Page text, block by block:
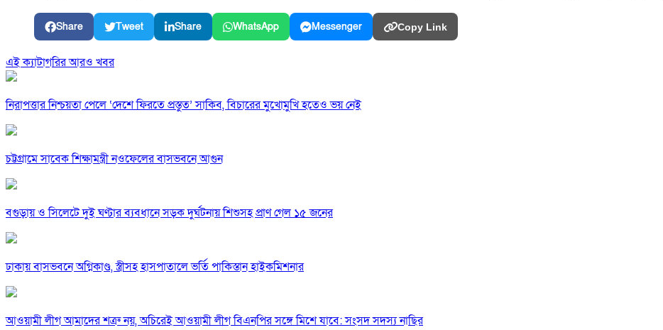
Share Tweet Share WhatsApp Messenger Copy Link
এই ক্যাটাগরির আরও খবর
নিরাপত্তার নিশ্চয়তা পেলে ‘দেশে ফিরতে প্রস্তুত’ সাকিব, বিচারের মুখোমুখি হতেও ভয় নেই
চট্টগ্রামে সাবেক শিক্ষামন্ত্রী নওফেলের বাসভবনে আগুন
বগুড়ায় ও সিলেটে দুই ঘণ্টার ব্যবধানে সড়ক দুর্ঘটনায় শিশুসহ প্রাণ গেল ১৫ জনের
ঢাকায় বাসভবনে অগ্নিকাণ্ড, স্ত্রীসহ হাসপাতালে ভর্তি পাকিস্তান হাইকমিশনার
আওয়ামী লীগ আমাদের শত্রু নয়, অচিরেই আওয়ামী লীগ বিএনপির সঙ্গে মিশে যাবে: সংসদ সদস্য নাছির